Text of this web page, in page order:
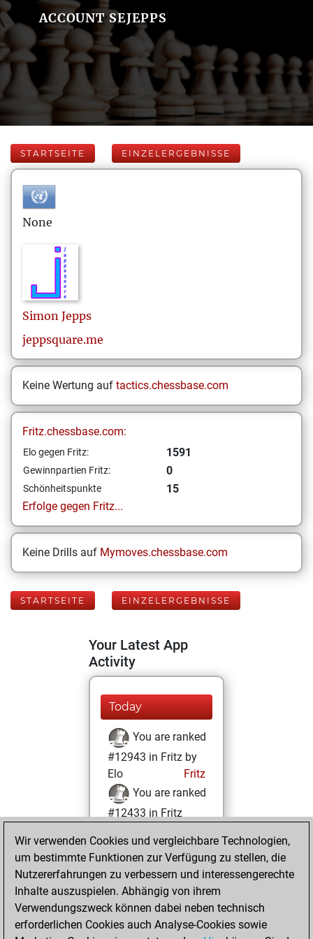
ACCOUNT SEJEPPS
STARTSEITE EINZELERGEBNISSE
None
Simon Jepps
jeppsquare.me
Keine Wertung auf tactics.chessbase.com
Fritz.chessbase.com:
Elo gegen Fritz: 1591
Gewinnpartien Fritz: 0
Schönheitspunkte
15
Erfolge gegen Fritz...
Keine Drills auf Mymoves.chessbase.com
STARTSEITE EINZELERGEBNISSE
Your Latest App
Activity
Today
You are ranked
#12943 in Fritz by
Elo
Fritz
You are ranked
#12433 in Fritz
Mittwoch,
Oktober 15, 2025
You achieved a
BeautyScore of 15
Wir verwenden Cookies und vergleichbare Technologien,
um bestimmte Funktionen zur Verfügung zu stellen, die
Nutzererfahrungen zu verbessern und interessengerechte
Inhalte auszuspielen. Abhängig von ihrem
Verwendungszweck können dabei neben technisch
erforderlichen Cookies auch Analyse-Cookies sowie